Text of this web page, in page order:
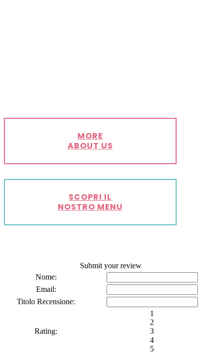
MORE
ABOUT US
SCOPRI IL
NOSTRO MENU
Submit your review
Nome:
Email:
Titolo Recensione:
Rating:
1
2
3
4
5